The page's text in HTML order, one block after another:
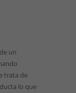
un
trata de
lo que